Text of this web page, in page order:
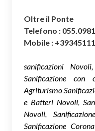
Oltre il Ponte
Telefono :
Mobile :
sanificazioni
Sanificazione con
Agriturismo
e Batteri Novoli,
Novoli,
Sanificazione